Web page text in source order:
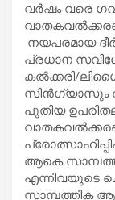
വർഷം വരെ
നയപരമായ
പ്രധാന
കൽക്കരി/
സിൻഗ്യാസും
പുതിയ
ആകെ
എന്നിവയുടെ
സാമ്പത്തിക